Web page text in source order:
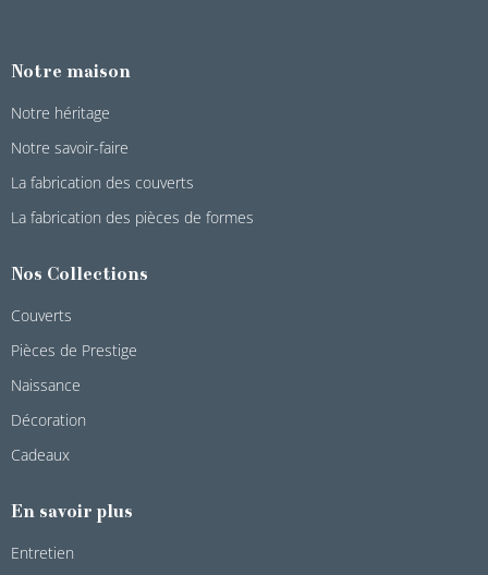
Notre maison
Notre héritage
Notre savoir-faire
La fabrication des couverts
La fabrication des pièces de formes
Nos Collections
Couverts
Pièces de Prestige
Naissance
Décoration
Cadeaux
En savoir plus
Entretien